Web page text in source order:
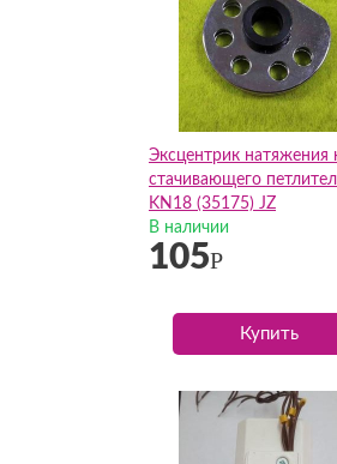
Эксцентрик натяжения
стачивающего
KN18 (35175) JZ
В наличии
105Р
Купить